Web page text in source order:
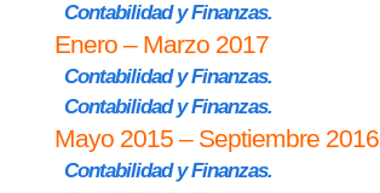
Contabilidad y Finanzas.
Enero – Marzo 2017
Contabilidad y Finanzas.
Contabilidad y Finanzas.
Mayo 2015 – Septiembre 2016
Contabilidad y Finanzas.